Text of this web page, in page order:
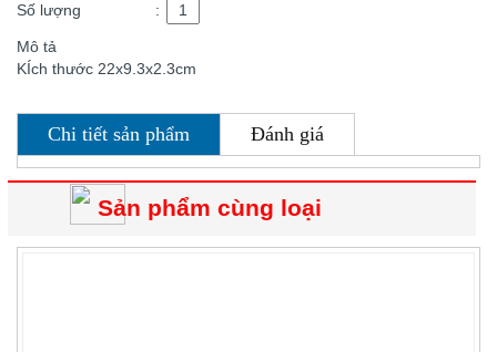
Số lượng :
Mô tả
KÍch thước 22x9.3x2.3cm
Chi tiết sản phẩm Đánh giá
Sản phẩm cùng loại